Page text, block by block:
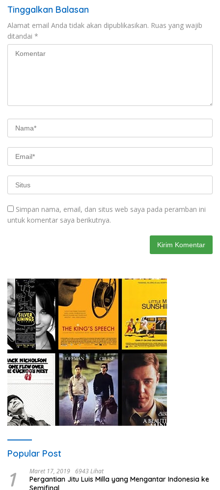
Tinggalkan Balasan
Alamat email Anda tidak akan dipublikasikan. Ruas yang wajib
ditandai *
Simpan nama, email, dan situs web saya pada peramban ini
untuk komentar saya berikutnya.
Popular Post
1 Maret 17, 2019 6943 Lihat
Pergantian Jitu Luis Milla yang Mengantar Indonesia ke
Semifinal